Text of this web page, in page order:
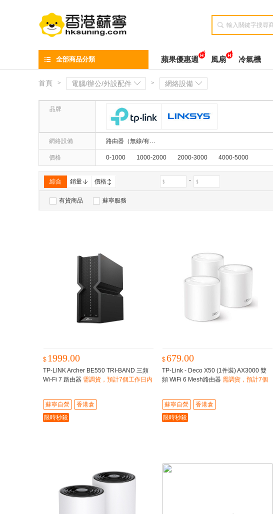

全部商品分類 蘋果優惠週 風扇 冷氣機
首頁 > 電腦/辦公/外設配件 > 網絡設備
品牌
網絡設備 路由器（無線/有線）
價格 0-1000 1000-2000 2000-3000 4000-5000
綜合 銷量 價格 -
有貨商品 蘇寧服務
$ 1999.00
TP-LINK Archer BE550 TRI-BAND 三頻
Wi-Fi 7 路由器 需調貨，預計7個工作日内
蘇寧自營
香港倉
限時秒殺
$679.00
TP-Link - Deco X50 (1件裝) AX3000 雙
頻 WiFi 6 Mesh路由器 需調貨，預計7個
蘇寧自營
香港倉
限時秒殺